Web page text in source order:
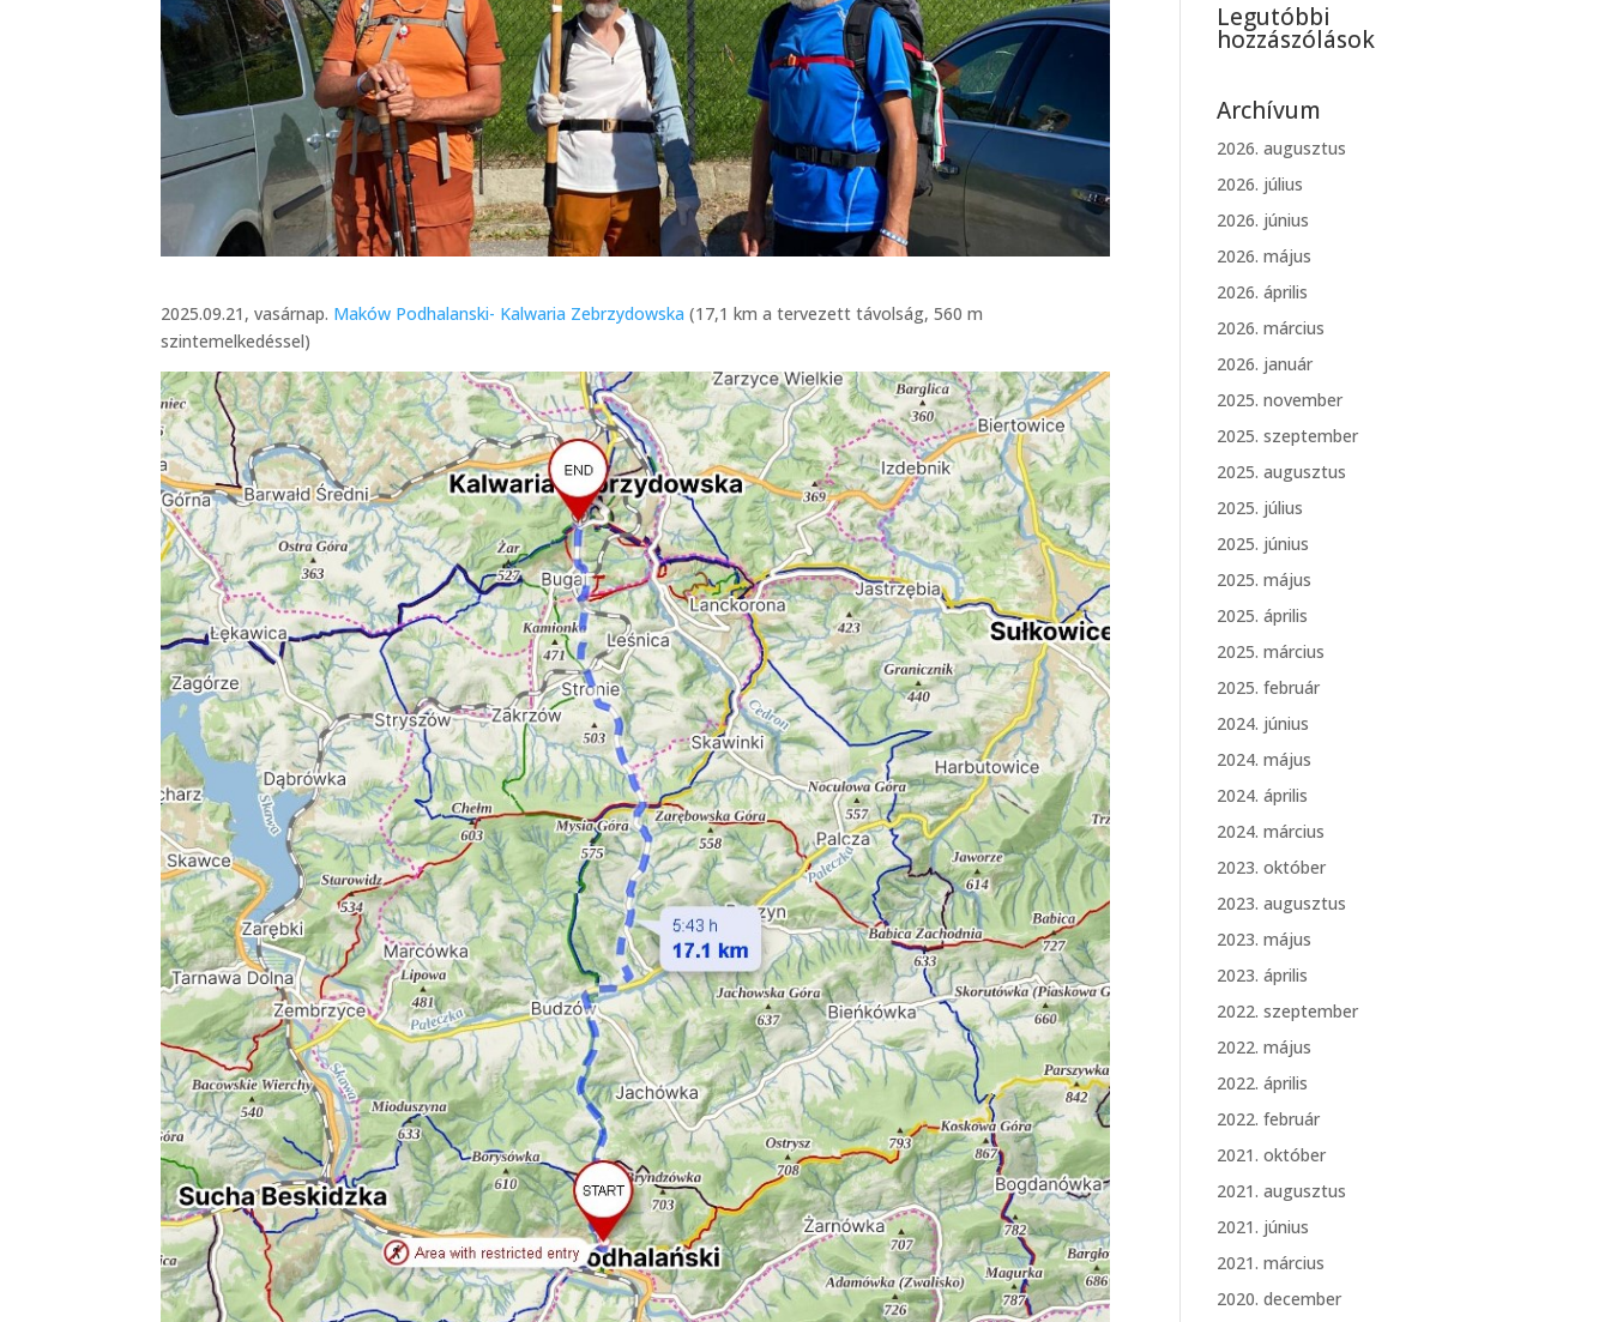
2025.09.21, vasárnap. Maków Podhalanski- Kalwaria Zebrzydowska (17,1 km a tervezett távolság, 560 m
szintemelkedéssel)
Legutóbbi
hozzászólások
Archívum
2026. augusztus
2026. július
2026. június
2026. május
2026. április
2026. március
2026. január
2025. november
2025. szeptember
2025. augusztus
2025. július
2025. június
2025. május
2025. április
2025. március
2025. február
2024. június
2024. május
2024. április
2024. március
2023. október
2023. augusztus
2023. május
2023. április
2022. szeptember
2022. május
2022. április
2022. február
2021. október
2021. augusztus
2021. június
2021. március
2020. december